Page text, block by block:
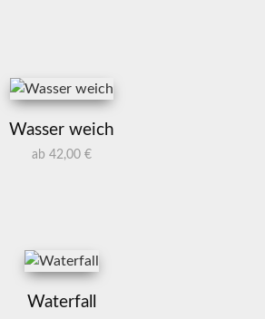
Wasser weich
ab 42,00 €
Waterfall